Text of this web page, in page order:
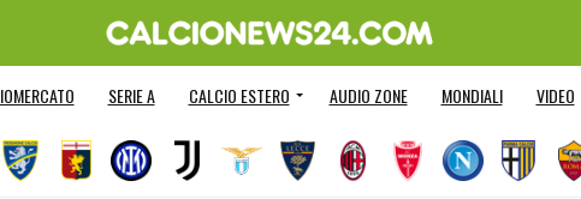
SERIE A CALCIO ESTERO AUDIO ZONE MONDIALI VIDEO